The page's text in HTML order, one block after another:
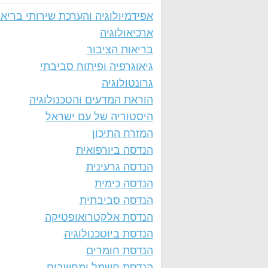
אפידמיולוגיה והערכת שירותי
ארכיאולוגיה
בריאות הציבור
גיאוגרפיה ופיתוח סביבתי
גרונטולוגיה
הוראת המדעים והטכנולוגיה
היסטוריה של עם ישראל
המזרח התיכון
הנדסה ביורפואית
הנדסה גרעינית
הנדסה כימית
הנדסה סביבתית
הנדסת אלקטרואופטיקה
הנדסת ביוטכנולוגיה
הנדסת חומרים